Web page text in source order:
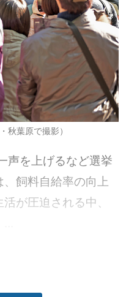
秋葉原で撮影）
声を上げるなど選挙
飼料自給率の向上
が圧迫される中、